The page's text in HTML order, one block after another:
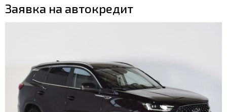
Заявка на автокредит